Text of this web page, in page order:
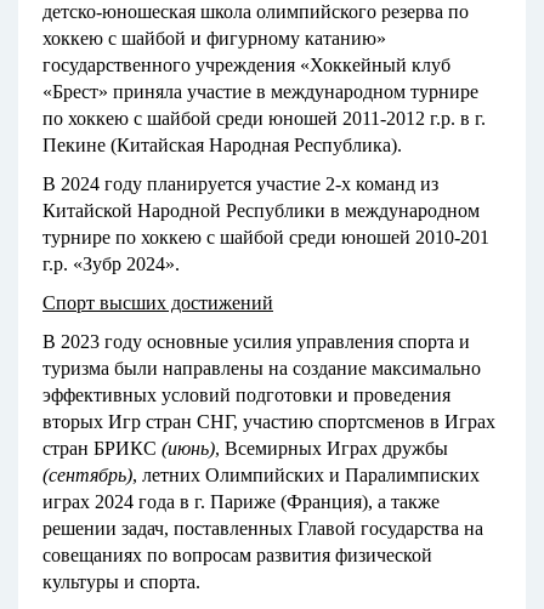
детско-юношеская школа олимпийского резерва по
хоккею с шайбой и фигурному катанию»
государственного учреждения «Хоккейный клуб
«Брест» приняла участие в международном турнире
по хоккею с шайбой среди юношей 2011-2012 г.р. в г.
Пекине (Китайская Народная Республика).
В 2024 году планируется участие 2-х команд из
Китайской Народной Республики в международном
турнире по хоккею с шайбой среди юношей 2010-201
г.р. «Зубр 2024».
Спорт высших достижений
В 2023 году основные усилия управления спорта и
туризма были направлены на создание максимально
эффективных условий подготовки и проведения
вторых Игр стран СНГ, участию спортсменов в Играх
стран БРИКС (июнь), Всемирных Играх дружбы
(сентябрь), летних Олимпийских и Паралимписких
играх 2024 года в г. Париже (Франция), а также
решении задач, поставленных Главой государства на
совещаниях по вопросам развития физической
культуры и спорта.